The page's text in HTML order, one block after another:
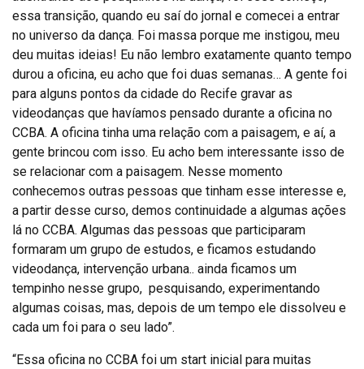
essa transição, quando eu saí do jornal e comecei a entrar
no universo da dança. Foi massa porque me instigou, meu
deu muitas ideias! Eu não lembro exatamente quanto tempo
durou a oficina, eu acho que foi duas semanas… A gente foi
para alguns pontos da cidade do Recife gravar as
videodanças que havíamos pensado durante a oficina no
CCBA. A oficina tinha uma relação com a paisagem, e aí, a
gente brincou com isso. Eu acho bem interessante isso de
se relacionar com a paisagem. Nesse momento
conhecemos outras pessoas que tinham esse interesse e,
a partir desse curso, demos continuidade a algumas ações
lá no CCBA. Algumas das pessoas que participaram
formaram um grupo de estudos, e ficamos estudando
videodança, intervenção urbana.. ainda ficamos um
tempinho nesse grupo, pesquisando, experimentando
algumas coisas, mas, depois de um tempo ele dissolveu e
cada um foi para o seu lado”.
“Essa oficina no CCBA foi um start inicial para muitas